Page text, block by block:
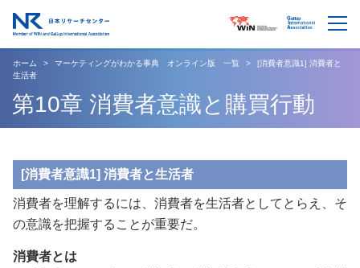
ホーム マーケティングがわかる事典 オンライン版 一覧
[消費者意識1] 消費者と
生活者
第10章 消費者意識と購買行動
[消費者意識1] 消費者と生活者
消費者を理解するには、消費者を生活者としてとらえ、そ
の意識を把握することが重要だ。
消費者とは